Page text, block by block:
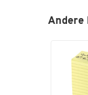
Andere